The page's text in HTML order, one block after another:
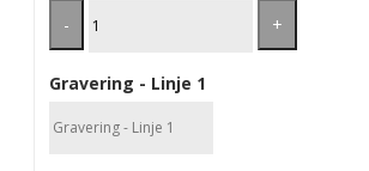
-
+
Gravering - Linje 1